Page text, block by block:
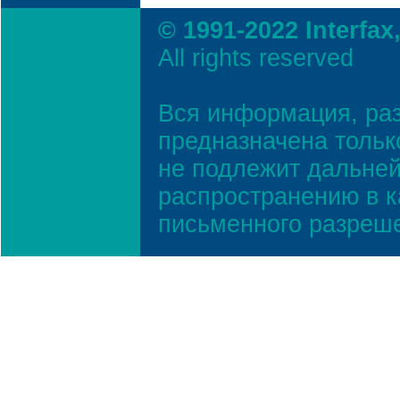
© 1991-2022
All rights reserved
Вся информация,
предназначена
не подлежит
распространению в
письменного